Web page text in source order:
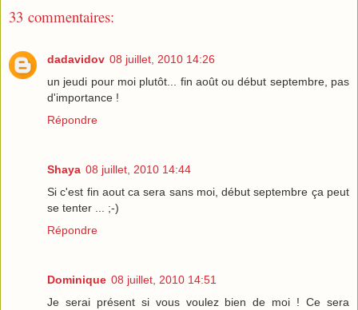
33 commentaires:
dadavidov 08 juillet, 2010 14:26
un jeudi pour moi plutôt... fin août ou début septembre, pas
d'importance !
Répondre
Shaya 08 juillet, 2010 14:44
Si c'est fin aout ca sera sans moi, début septembre ça peut
se tenter ... ;-)
Répondre
Dominique 08 juillet, 2010 14:51
Je serai présent si vous voulez bien de moi ! Ce sera